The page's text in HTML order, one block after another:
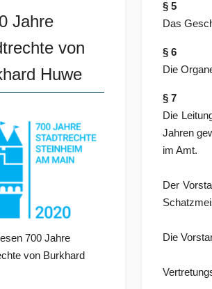
Jahre
von
Huwe
700 Jahre
von Burkhard
§ 5
Das
§ 6
Die
§ 7
Die
Jahren
im Amt.
Der
Die